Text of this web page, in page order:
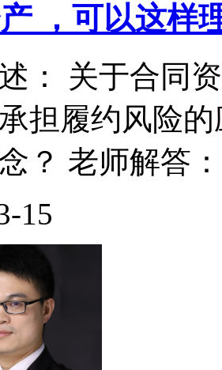
，可以这样
： 关于合同
担履约风险
？ 老师解答
15